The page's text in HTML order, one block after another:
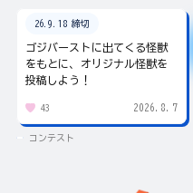
26.9.18 締切
ゴジバーストに出てくる怪獣
をもとに、オリジナル怪獣を
投稿しよう！
43 2026.8.7
コンテスト